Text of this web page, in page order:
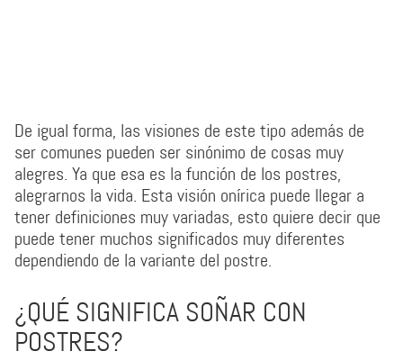
De igual forma, las visiones de este tipo además de
ser comunes pueden ser sinónimo de cosas muy
alegres. Ya que esa es la función de los postres,
alegrarnos la vida. Esta visión onírica puede llegar a
tener definiciones muy variadas, esto quiere decir que
puede tener muchos significados muy diferentes
dependiendo de la variante del postre.
¿QUÉ SIGNIFICA SOÑAR CON
POSTRES?